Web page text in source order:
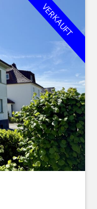
VERKAUFT